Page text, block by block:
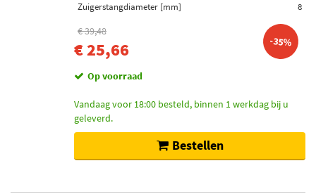
Zuigerstangdiameter [mm]
8
€ 39,48
€ 25,66 -35%
Op voorraad
Vandaag voor 18:00 besteld, binnen 1 werkdag bij u
geleverd.
Bestellen